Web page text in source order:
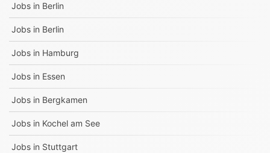
Jobs in Berlin
Jobs in Berlin
Jobs in Hamburg
Jobs in Essen
Jobs in Bergkamen
Jobs in Kochel am See
Jobs in Stuttgart